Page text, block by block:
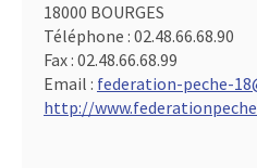
18000 BOURGES
Téléphone : 02.48.66.68.90
Fax : 02.48.66.68.99
Email : federation-peche-
http://